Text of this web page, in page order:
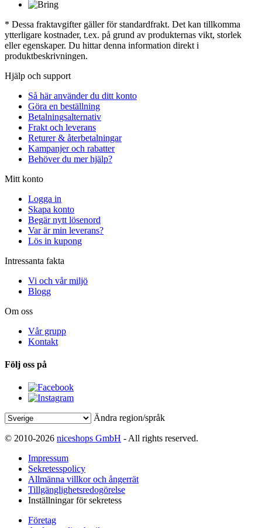
* Dessa fraktavgifter gäller för standardfrakt. Det kan tillkomma
ytterligare kostnader, t.ex. på grund av produkternas vikt, storlek
eller egenskaper. Du hittar denna information direkt i
produktbeskrivningen.
Hjälp och support
Så här använder du ditt konto
Göra en beställning
Betalningsalternativ
Frakt och leverans
Returer & återbetalningar
Kampanjer och rabatter
Behöver du mer hjälp?
Mitt konto
Logga in
Skapa konto
Begär nytt lösenord
Var är min leverans?
Lös in kupong
Intressanta fakta
Vi och vår miljö
Blogg
Om oss
Vår grupp
Kontakt
Följ oss på
Ändra region/språk
© 2010-2026 niceshops GmbH - All rights reserved.
Impressum
Sekretesspolicy
Allmänna villkor och ångerrät
Tillgänglighetsredogörelse
Inställningar för sekretess
Företag